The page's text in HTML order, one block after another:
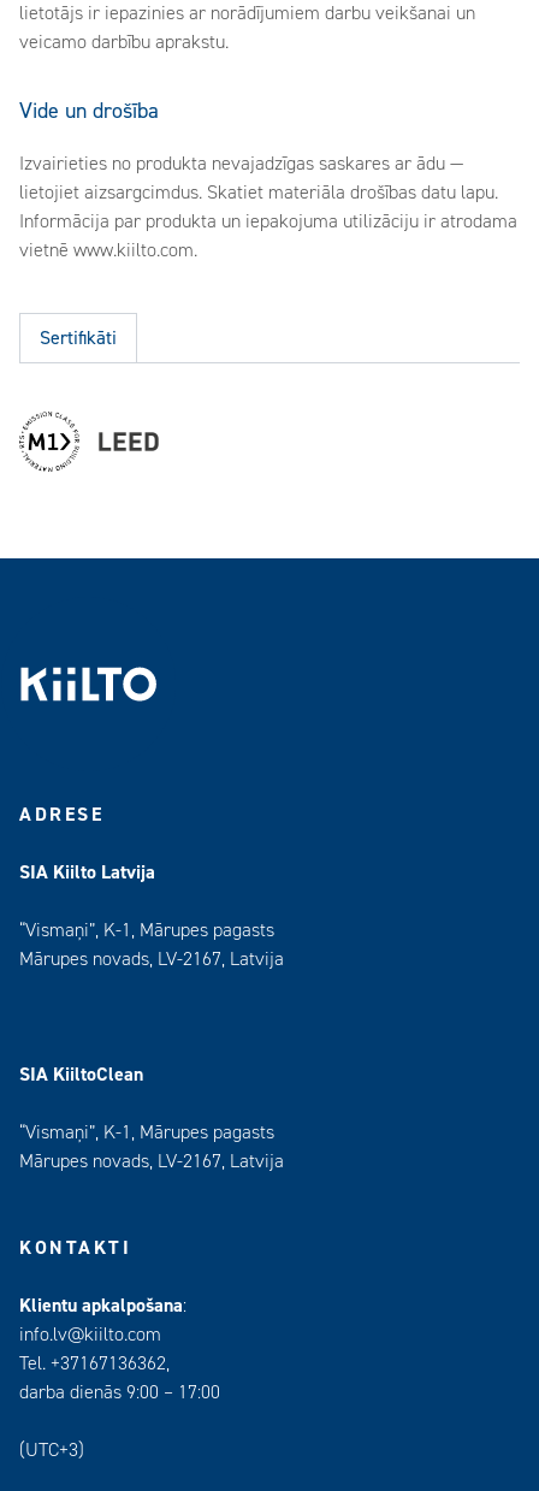
lietotājs ir iepazinies ar norādījumiem darbu veikšanai un
veicamo darbību aprakstu.
Vide un drošība
Izvairieties no produkta nevajadzīgas saskares ar ādu —
lietojiet aizsargcimdus. Skatiet materiāla drošības datu lapu.
Informācija par produkta un iepakojuma utilizāciju ir atrodama
vietnē www.kiilto.com.
Sertifikāti
ADRESE
SIA Kiilto Latvija
“Vismaņi”, K-1, Mārupes pagasts
Mārupes novads, LV-2167, Latvija
SIA KiiltoClean
“Vismaņi”, K-1, Mārupes pagasts
Mārupes novads, LV-2167, Latvija
KONTAKTI
Klientu apkalpošana:
info.lv@kiilto.com
Tel. +37167136362,
darba dienās 9:00 – 17:00
(UTC+3)